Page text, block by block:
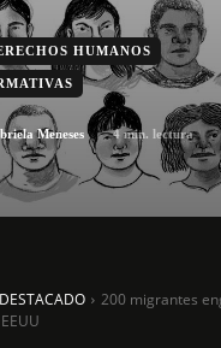
HUMANOS
Meneses 4min. lectura
DESTACADO
200 migrantes